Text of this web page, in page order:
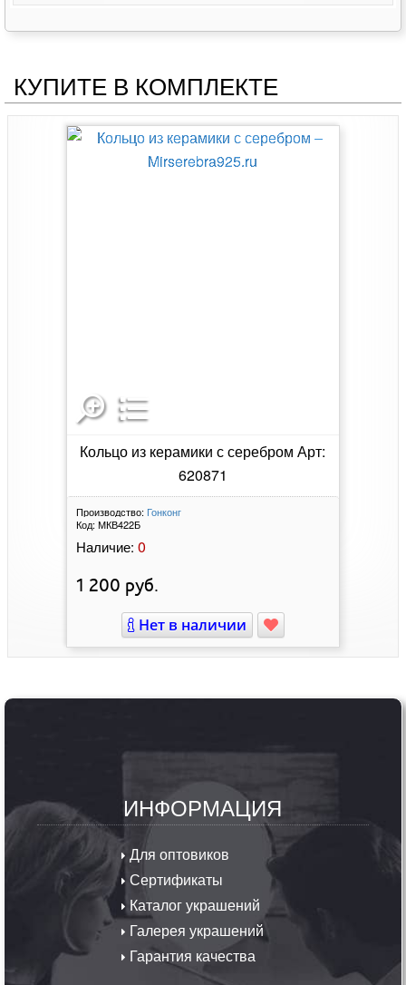
КУПИТЕ В КОМПЛЕКТЕ
Кольцо из керамики с серебром Арт:
620871
Производство: Гонконг
Код: МКВ422Б
Наличие: 0
1 200 руб.
Нет в наличии
ИНФОРМАЦИЯ
Для оптовиков
Сертификаты
Каталог украшений
Галерея украшений
Гарантия качества